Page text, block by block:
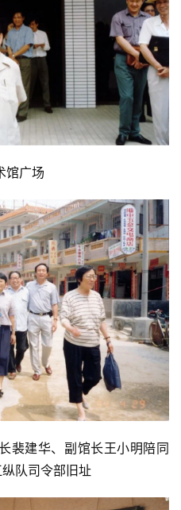
馆广场
裴建华、副馆长王小明陪同
队司令部旧址